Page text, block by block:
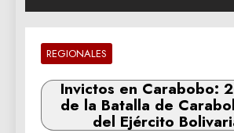
REGIONALES
Invictos en Carabobo:
de la Batalla de
del Ejército